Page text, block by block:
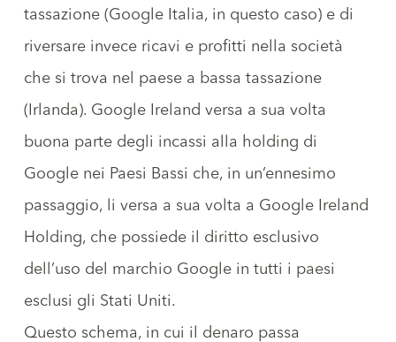
tassazione (Google Italia, in questo caso) e di
riversare invece ricavi e profitti nella società
che si trova nel paese a bassa tassazione
(Irlanda). Google Ireland versa a sua volta
buona parte degli incassi alla holding di
Google nei Paesi Bassi che, in un’ennesimo
passaggio, li versa a sua volta a Google Ireland
Holding, che possiede il diritto esclusivo
dell’uso del marchio Google in tutti i paesi
esclusi gli Stati Uniti.
Questo schema, in cui il denaro passa